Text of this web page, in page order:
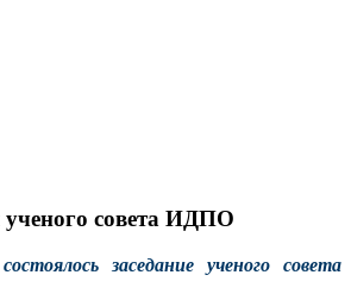
ученого совета ИДПО
заседание ученого совета